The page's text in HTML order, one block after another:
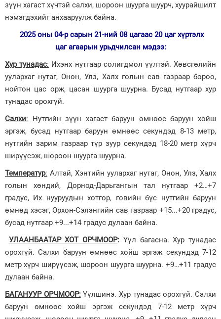
Зурхай
зүүн хагаст хүчтэй салхи, шороон шуурга шуурч, хуурайшилт
нэмэгдэхийг анхааруулж байна.
2025 оны 04-р сарын 21-ний 08 цагаас 20 цаг хүртэлх
цаг агаарын урьдчилсан мэдээ:
Хур тунадас: Ихэнх нутгаар солигдмол үүлтэй. Хөвсгөлийн
уулархаг нутаг, Онон, Улз, Халх голын сав газраар бороо,
нойтон цас орж, цасан шуурга шуурна. Бусад нутгаар хур
тунадас орохгүй.
Салхи: Нутгийн зүүн хагаст баруун өмнөөс баруун хойш
эргэж, бусад нутгаар баруун өмнөөс секундэд 8-13 метр,
нутгийн зарим газраар түр зуур секундэд 18-20 метр хүрч
ширүүсэж, шороон шуурга шуурна.
Температур: Алтай, Хэнтийн уулархаг нутаг, Онон, Улз, Халх
голын хөндий, Дорнод-Дарьгангын тал нутгаар +2…+7
градус, Их нууруудын хотгор, говийн бүс нутгийн баруун
өмнөд хэсэг, Орхон-Сэлэнгийн сав газраар +15...+20 градус,
бусад нутгаар +9...+14 градус дулаан байна.
УЛААНБААТАР ХОТ ОРЧМООР: Үүл багасна. Хур тунадас
орохгүй. Салхи баруун өмнөөс хойш эргэж секундэд 7-12
метр хүрч ширүүсэж, шороон шуурга шуурна. +9…+11 градус
дулаан байна.
БАГАНУУР ОРЧМООР:Үүлшинэ. Хур тунадас орохгүй. Салхи
баруун өмнөөс хойш эргэж секундэд 7-12 метр хүрч